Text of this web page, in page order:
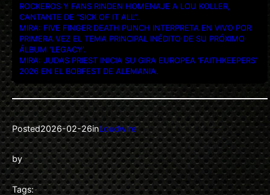
ROCKEROS Y FANS RINDEN HOMENAJE A LOU KOLLER,
CANTANTE DE “SICK OF IT ALL”.
MIRA: FIVE FINGER DEATH PUNCH INTERPRETA EN VIVO POR
PRIMERA VEZ EL TEMA PRINCIPAL INÉDITO DE SU PRÓXIMO
ÁLBUM ‘LEGACY’.
MIRA: JUDAS PRIEST INICIA SU GIRA EUROPEA ‘FAITHKEEPERS’
2026 EN EL BOBFEST DE ALEMANIA.
Posted2026-02-26inLoudwire
by
Tags: